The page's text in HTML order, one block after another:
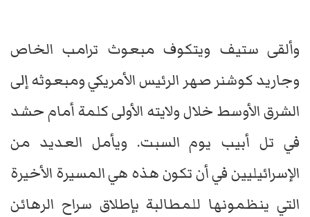
وألقى ستيف ويتكوف مبعوث ترامب الخاص
وجاريد كوشنر صهر الرئيس الأمريكي ومبعوثه إلى
الشرق الأوسط خلال ولايته الأولى كلمة أمام حشد
في تل أبيب يوم السبت. ويأمل العديد من
الإسرائيليين في أن تكون هذه هي المسيرة الأخيرة
التي ينظمونها للمطالبة بإطلاق سراح الرهائن